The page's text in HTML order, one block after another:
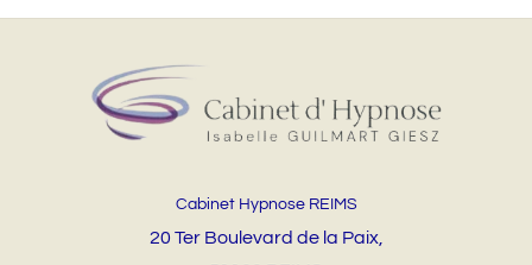
Cabinet Hypnose REIMS
20 Ter Boulevard de la Paix,